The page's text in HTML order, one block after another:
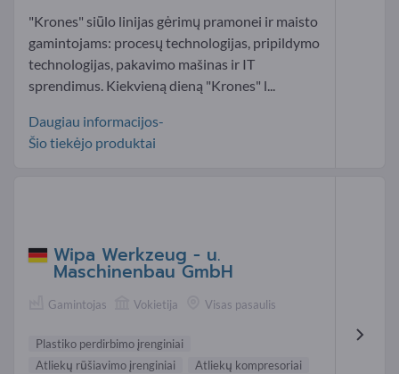
"Krones" siūlo linijas gėrimų pramonei ir maisto
gamintojams: procesų technologijas, pripildymo
technologijas, pakavimo mašinas ir IT
sprendimus. Kiekvieną dieną "Krones" l...
Daugiau informacijos-
Šio tiekėjo produktai
Wipa Werkzeug - u.
Maschinenbau GmbH
Gamintojas Vokietija Visas pasaulis
Plastiko perdirbimo įrenginiai
Atliekų rūšiavimo įrenginiai
Atliekų kompresoriai